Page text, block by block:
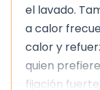
el lavado.
a calor
calor y
quien
fijación